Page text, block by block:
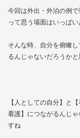
今回は外出・外泊の例
って思う場面はいっぱ
そんな時、自分を俯瞰
るんじゃないだろうか
【人としての自分】と
看護】につながるんじ
すね